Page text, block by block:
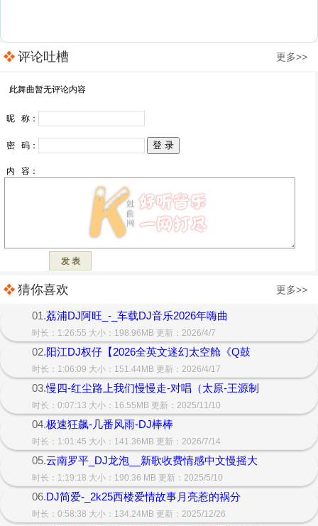
评论吐槽 更多>>
猜你喜欢 更多>>
01.荔浦DJ阿旺_-_车载DJ音乐2026年嗨曲
时长：1:26:55 大小：198.96MB 更新：2026/4/7
02.阳江DJ权仔【2026全英文迷幻太空舱《Q鼓
时长：1:06:09 大小：151.44MB 更新：2026/4/17
03.慢四-红尘路上我们慢慢走-对唱（太原-王源制
时长：0:07:13 大小：16.55MB 更新：2025/11/10
04.极速狂飙-几番风雨-DJ棒棒
时长：1:01:45 大小：141.36MB 更新：2026/7/14
05.云南罗平_DJ龙泡__新歌收费情感中文慢摇大
时长：1:19:18 大小：190.36 MB 更新：2025/5/10
06.DJ简爱-_2k25西楼爱情故事月亮惹的祸分
时长：0:58:38 大小：134.24MB 更新：2025/12/26